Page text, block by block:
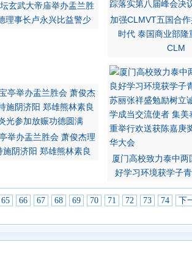
玄武大帝庙举办盂兰胜
理事长卢永兴比益警少
加强CLMVT五国合
时代 泰国商业部隆
CLM
举办盂兰胜会 萧俊杰理
施阴济阳 郑雄熊林素良
厦门高校致力泰中两
好学习环境获学子
65 66 67 68 69 70 71 72 73 74 下
诵经祈福